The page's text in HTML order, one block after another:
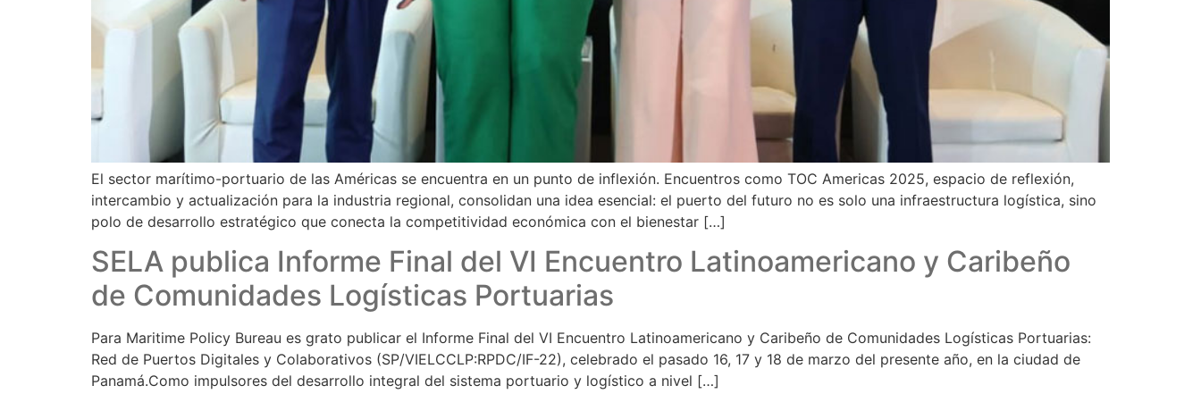
El sector marítimo-portuario de las Américas se encuentra en un punto de inflexión. Encuentros como TOC Americas 2025, espacio de reflexión,
intercambio y actualización para la industria regional, consolidan una idea esencial: el puerto del futuro no es solo una infraestructura logística, sino
polo de desarrollo estratégico que conecta la competitividad económica con el bienestar […]
SELA publica Informe Final del VI Encuentro Latinoamericano y Caribeño
de Comunidades Logísticas Portuarias
Para Maritime Policy Bureau es grato publicar el Informe Final del VI Encuentro Latinoamericano y Caribeño de Comunidades Logísticas Portuarias:
Red de Puertos Digitales y Colaborativos (SP/VIELCCLP:RPDC/IF-22), celebrado el pasado 16, 17 y 18 de marzo del presente año, en la ciudad de
Panamá.Como impulsores del desarrollo integral del sistema portuario y logístico a nivel […]